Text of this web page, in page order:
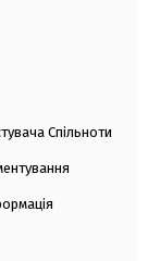
Спільноти